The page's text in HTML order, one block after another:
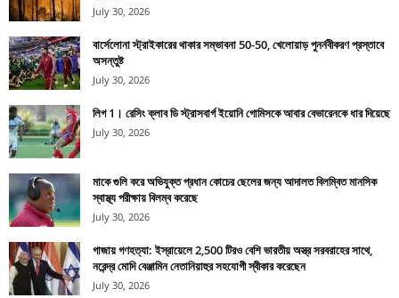
July 30, 2026
বার্সেলোনা স্ট্রাইকারের থাকার সম্ভাবনা 50-50, খেলোয়াড় পুনর্নবীকরণ প্রস্তাবে
অসন্তুষ্ট
July 30, 2026
লিগ 1। রেসিং ক্লাব ডি স্ট্রাসবার্গ ইয়োনি গোমিসকে আবার বেভারেনকে ধার দিয়েছে
July 30, 2026
মাকে গুলি করে অভিযুক্ত প্রধান কোচের ছেলের জন্য আদালত বিলম্বিত মানসিক
স্বাস্থ্য পরীক্ষায় বিলম্ব করেছে
July 30, 2026
গাজায় গণহত্যা: ইস্রায়েলে 2,500 টিরও বেশি ভারতীয় অস্ত্র সরবরাহের সাথে,
নরেন্দ্র মোদি বেঞ্জামিন নেতানিয়াহুর সহযোগী স্বীকার করেছেন
July 30, 2026